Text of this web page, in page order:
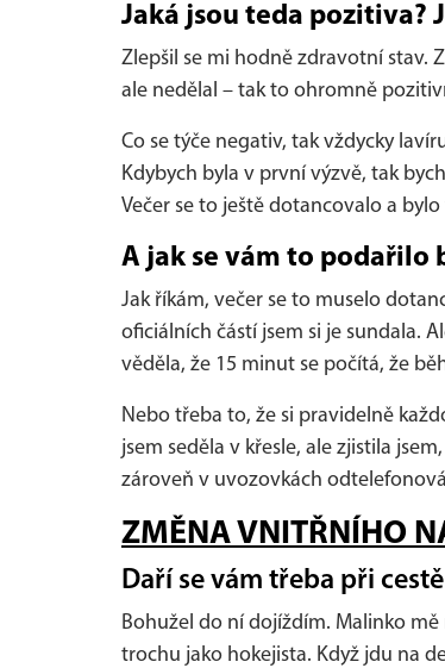
Jaká jsou teda pozitiva?
Zlepšil se mi hodně zdravotní stav.
ale nedělal – tak to ohromně
Co se týče negativ, tak vždycky
Kdybych byla v první výzvě, tak
Večer se to ještě dotancovalo a
A jak se vám to podařilo
Jak říkám, večer se to muselo
oficiálních částí jsem si je sundala.
věděla, že 15 minut se počítá, že
Nebo třeba to, že si pravidelně
jsem seděla v křesle, ale zjistila
zároveň v uvozovkách
ZMĚNA VNITŘNÍHO
Daří se vám třeba při
Bohužel do ní dojíždím. Malinko
trochu jako hokejista. Když jdu na